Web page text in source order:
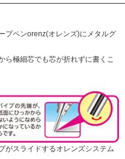
プペンorenz(オレンズ)にメタルグ
ら極細芯でも芯が折れずに書くこ
がスライドするオレンズシステム